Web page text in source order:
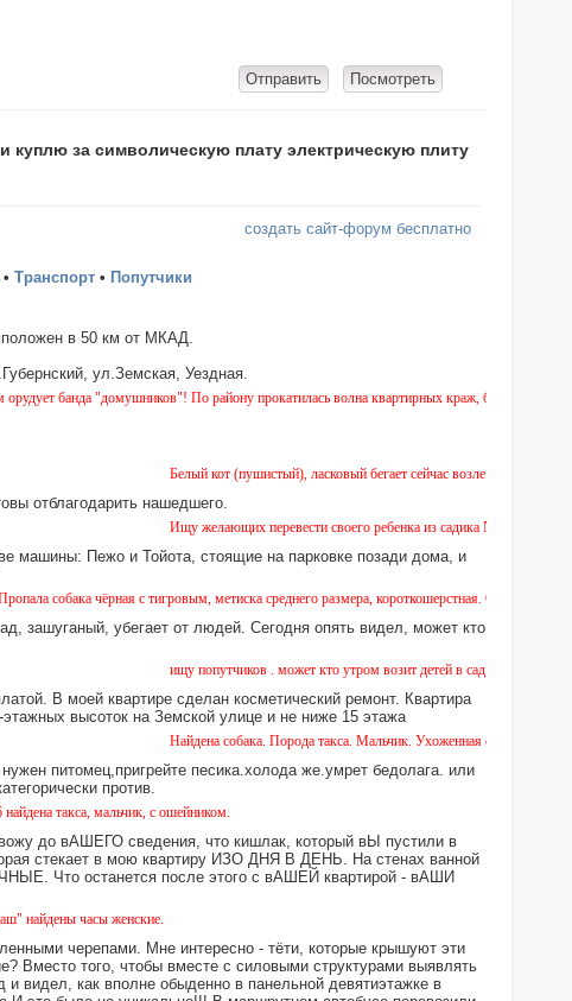
куплю за символическую плату электрическую плиту
создать сайт-форум бесплатно
• Транспорт • Попутчики
в 50 км от МКАД.
ул.Земская, Уездная.
"домушников"! По району прокатилась волна квартирных краж, будьте бдительны!
Белый кот (пушистый), ласковый бегает сейчас возле дома № 2 на
отблагодарить нашедшего.
Ищу желающих перевести своего ребенка из садика №11 в садик №
машины: Пежо и Тойота, стоящие на парковке позади дома, и
чёрная с тигровым, метиска среднего размера, короткошерстная. Собака пугливая, не
зашуганый, убегает от людей. Сегодня опять видел, может кто
ищу попутчиков . может кто утром возит детей в сад или в школу в
В моей квартире сделан косметический ремонт. Квартира
высоток на Земской улице и не ниже 15 этажа
Найдена собака. Порода такса. Мальчик. Ухоженная с ошейником.
питомец,пригрейте песика.холода же.умрет бедолага. или
против.
мальчик, с ошейником.
до вАШЕГО сведения, что кишлак, который вЫ пустили в
стекает в мою квартиру ИЗО ДНЯ В ДЕНЬ. На стенах ванной
Что останется после этого с вАШЕЙ квартирой - вАШИ
часы женские.
черепами. Мне интересно - тёти, которые крышуют эти
Вместо того, чтобы вместе с силовыми структурами выявлять
видел, как вполне обыденно в панельной девятиэтажке в